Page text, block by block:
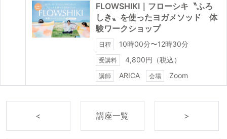
FLOWSHIKI｜フローシキ〝ふろ
しき〟を使ったヨガメソッド 体
験ワークショップ
日程 10時00分〜12時30分
受講料 4,800円（税込）
講師 ARICA 会場 Zoom
< 講座一覧 >